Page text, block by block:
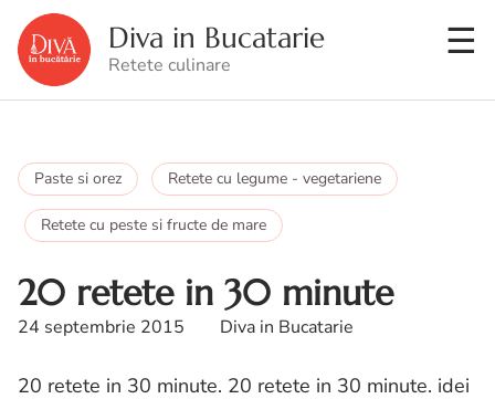
Diva in Bucatarie
Retete culinare
Paste si orez Retete cu legume - vegetariene
Retete cu peste si fructe de mare
20 retete in 30 minute
24 septembrie 2015 Diva in Bucatarie
20 retete in 30 minute. 20 retete in 30 minute. idei